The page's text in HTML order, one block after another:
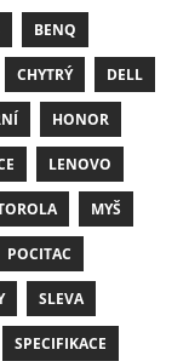
BENQ
CHYTRÝ DELL
HONOR
LENOVO
MYŠ
POCITAC
SLEVA
SPECIFIKACE